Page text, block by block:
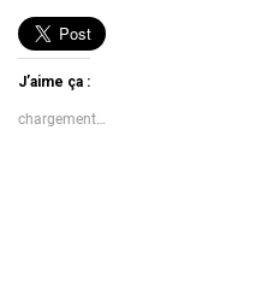
J’aime ça :
chargement…